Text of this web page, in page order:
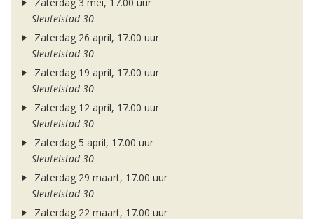
Zaterdag 3 mei, 17.00 uur
Sleutelstad 30
Zaterdag 26 april, 17.00 uur
Sleutelstad 30
Zaterdag 19 april, 17.00 uur
Sleutelstad 30
Zaterdag 12 april, 17.00 uur
Sleutelstad 30
Zaterdag 5 april, 17.00 uur
Sleutelstad 30
Zaterdag 29 maart, 17.00 uur
Sleutelstad 30
Zaterdag 22 maart, 17.00 uur